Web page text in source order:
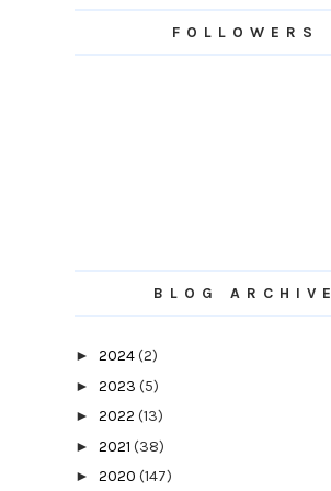
FOLLOWERS
BLOG ARCHIVE
► 2024(2)
► 2023 (5)
► 2022 (13)
► 2021 (38)
► 2020 (147)